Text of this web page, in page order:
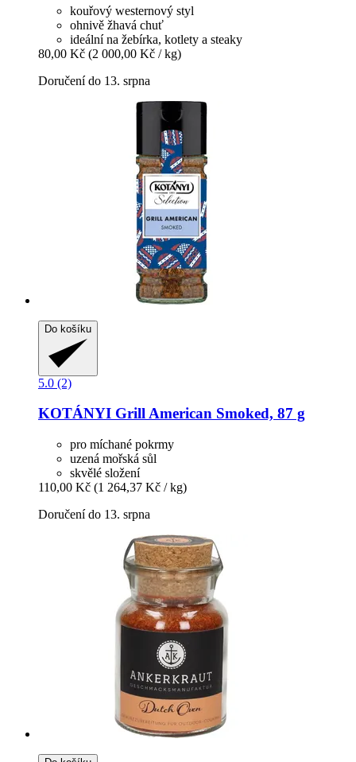
kouřový westernový styl
ohnivě žhavá chuť
ideální na žebírka, kotlety a steaky
80,00 Kč (2 000,00 Kč / kg)
Doručení do 13. srpna
Do košíku
5.0 (2)
KOTÁNYI Grill American Smoked, 87 g
pro míchané pokrmy
uzená mořská sůl
skvělé složení
110,00 Kč (1 264,37 Kč / kg)
Doručení do 13. srpna